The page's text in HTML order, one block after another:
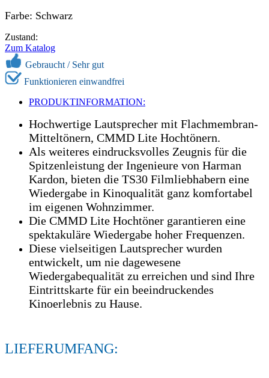
Farbe: Schwarz
Zustand:
Zum Katalog
Gebraucht / Sehr gut
Funktionieren einwandfrei
PRODUKTINFORMATION:
Hochwertige Lautsprecher mit Flachmembran-
Mitteltönern, CMMD Lite Hochtönern.
Als weiteres eindrucksvolles Zeugnis für die
Spitzenleistung der Ingenieure von Harman
Kardon, bieten die TS30 Filmliebhabern eine
Wiedergabe in Kinoqualität ganz komfortabel
im eigenen Wohnzimmer.
Die CMMD Lite Hochtöner garantieren eine
spektakuläre Wiedergabe hoher Frequenzen.
Diese vielseitigen Lautsprecher wurden
entwickelt, um nie dagewesene
Wiedergabequalität zu erreichen und sind Ihre
Eintrittskarte für ein beeindruckendes
Kinoerlebnis zu Hause.
LIEFERUMFANG: